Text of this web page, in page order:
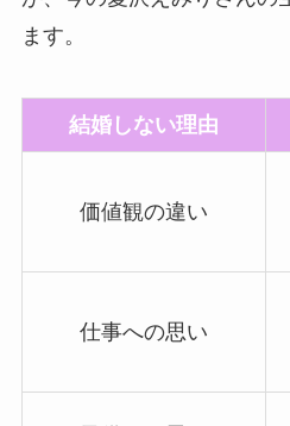
ます。
結婚しない理由
価値観の違い
仕事への思い